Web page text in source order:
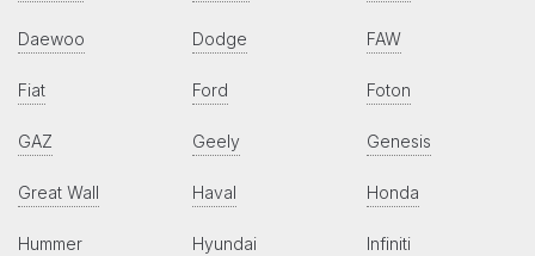
Daewoo Dodge FAW
Fiat Ford Foton
GAZ Geely Genesis
Great Wall Haval Honda
Hummer Hyundai Infiniti